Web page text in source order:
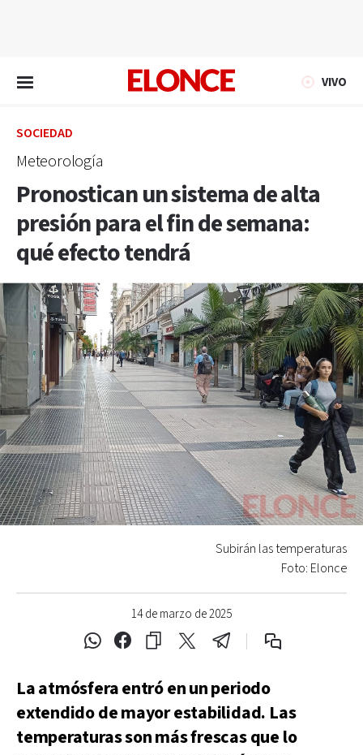
VIVO
SOCIEDAD
Meteorología
Pronostican un sistema de alta
presión para el fin de semana:
qué efecto tendrá
14 de marzo de 2025
Subirán las temperaturas
Foto: Elonce
La atmósfera entró en un periodo
extendido de mayor estabilidad. Las
temperaturas son más frescas que lo